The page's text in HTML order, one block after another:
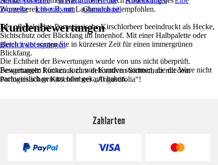
Wurzelbereichs z.B. mit Laubmulch ist empfohlen.
Der pflegeleichte Portugiesische Kirschlorbeer beeindruckt als Hecke,
Sichtschutz oder Blickfang im Innenhof. Mit einer Halbpalette oder
gleich zwei sorgen Sie in kürzester Zeit für einen immergrünen
Blickfang.
Festgenagelt: Ruckzuck zum dekorativen Sichtschutz mit dem
Portugiesischen Kirschlorbeer „Angustifolia“!
Zypresse
Lebensbaum Glanzmispel
Kundenbewertungen
Bereich überspringen
Die Echtheit der Bewertungen wurde von uns nicht überprüft.
Bewertungen können auch von Kunden stammen, die die Ware nicht
nachweislich genutzt oder gekauft haben.
Zahlarten